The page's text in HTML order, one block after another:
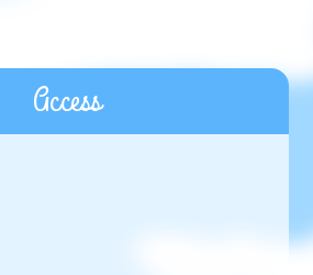
Access